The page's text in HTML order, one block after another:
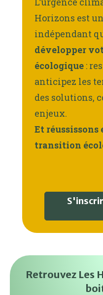
Horizons est
indépendant
développer
écologique :
anticipez les
des solutions,
enjeux.
Et réussissons
transition
Retrouvez Les